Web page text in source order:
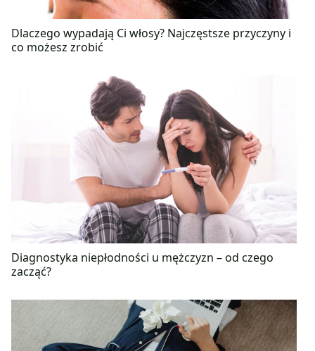
Dlaczego wypadają Ci włosy? Najczęstsze przyczyny i
co możesz zrobić
Diagnostyka niepłodności u mężczyzn – od czego
zacząć?